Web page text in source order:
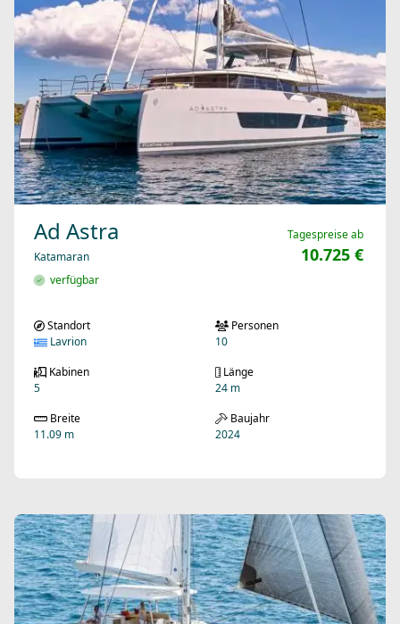
Ad Astra
Katamaran
verfügbar
Tagespreise ab
10.725 €
Standort
Lavrion
Personen
10
Kabinen
5
Länge
24 m
Breite
11.09 m
Baujahr
2024